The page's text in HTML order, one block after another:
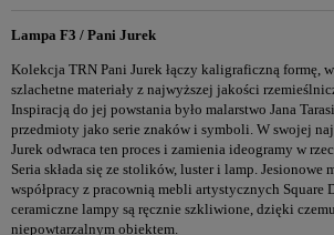
Lampa F3 / Pani Jurek
Kolekcja TRN Pani Jurek łączy kaligraficzną formę,
szlachetne materiały z najwyższej jakości
Inspiracją do jej powstania było malarstwo Jana
przedmioty jako serie znaków i symboli. W swojej
Jurek odwraca ten proces i zamienia ideogramy w
Seria składa się ze stolików, luster i lamp. Jesionowe
współpracy z pracownią mebli artystycznych Square
ceramiczne lampy są ręcznie szkliwione, dzięki
niepowtarzalnym obiektem.